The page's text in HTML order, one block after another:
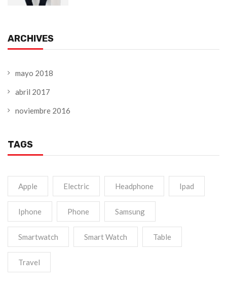
ARCHIVES
mayo 2018
abril 2017
noviembre 2016
TAGS
Apple Electric Headphone Ipad
Iphone Phone Samsung
Smartwatch Smart Watch Table
Travel